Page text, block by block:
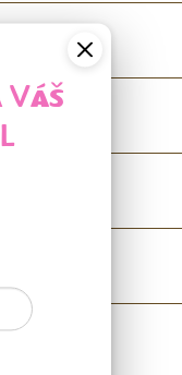
KEFKY
VÁŠ